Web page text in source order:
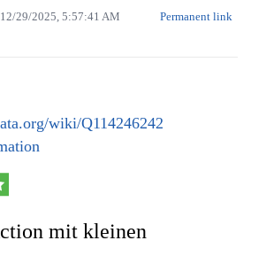
oder schuldig
die Mütter versuchen, die
um jeden Preis
Gefilde ab, die an klassische
Termine sind drin. Mehr benötigt
mal einen Blick auf
12/29/2025, 5:57:41 AM Permanent link
wiki/Q114246242
mit kleinen